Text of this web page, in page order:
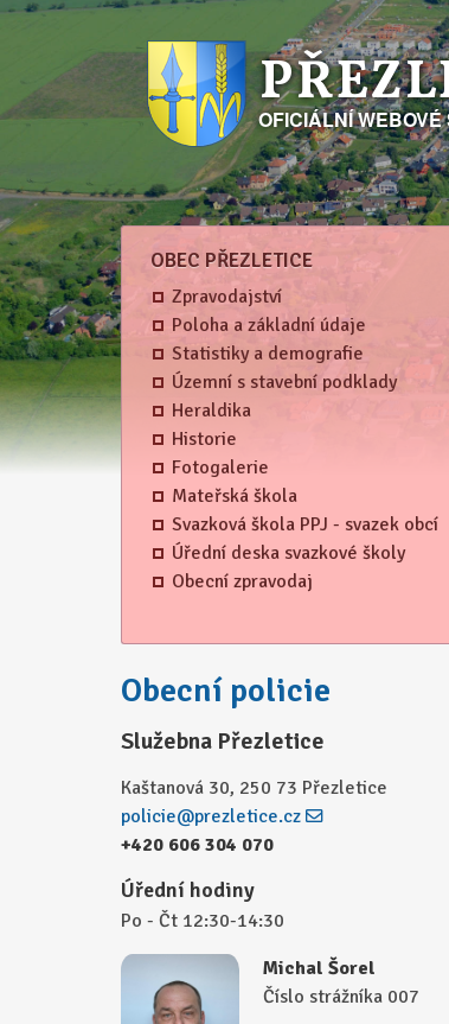
OFICIÁLNÍ
OBEC PŘEZLETICE
Zpravodajství
Poloha a základní údaje
Statistiky a demografie
Územní s stavební podklady
Heraldika
Historie
Fotogalerie
Mateřská škola
Svazková škola PPJ - svazek obcí
Úřední deska svazkové školy
Obecní zpravodaj
Obecní policie
Služebna Přezletice
Kaštanová 30, 250 73 Přezletice
policie@prezletice.cz
+420 606 304 070
Úřední hodiny
Po - Čt 12:30-14:30
Michal Šorel
Číslo strážníka 007